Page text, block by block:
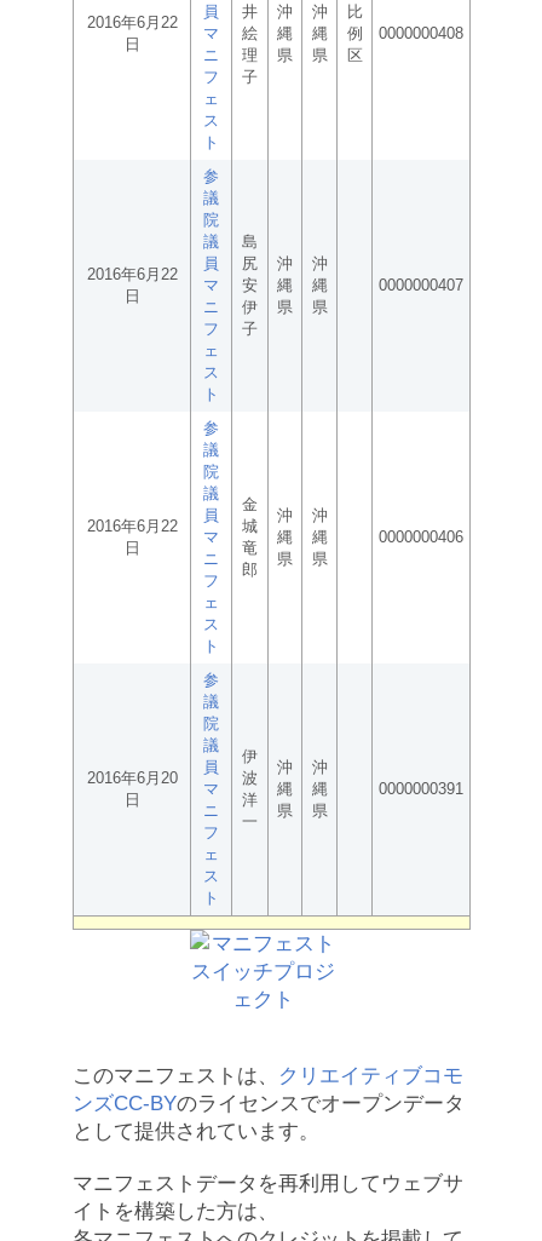
2016年6月22
日
員
マ
ニ
フ
ェ
ス
ト
井
絵
理
子
沖
縄
県
沖
縄
県
比
例
区
0000000408
2016年6月22
日
参
議
院
議
員
マ
ニ
フ
ェ
ス
ト
島
尻
安
伊
子
沖
縄
県
沖
縄
県
0000000407
2016年6月22
日
参
議
院
議
員
マ
ニ
フ
ェ
ス
ト
金
城
竜
郎
沖
縄
県
沖
縄
県
0000000406
2016年6月20
日
参
議
院
議
員
マ
ニ
フ
ェ
ス
ト
伊
波
洋
一
沖
縄
県
沖
縄
県
0000000391
このマニフェストは、
クリエイティブコモ
ンズCC-BYのライセンスでオープンデータ
として提供されています。
マニフェストデータを再利用してウェブサ
イトを構築した方は、